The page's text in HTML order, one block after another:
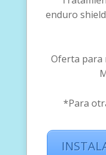
enduro
Oferta para
*Para